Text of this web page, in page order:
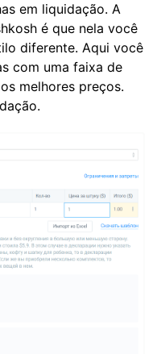
em liquidação. A
é que nela você
diferente. Aqui você
com uma faixa de
melhores preços.